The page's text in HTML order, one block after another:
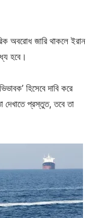
অবরোধ জারি থাকলে ইরান
হবে।
হিসেবে দাবি করে
দেখাতে প্রস্তুত, তবে তা